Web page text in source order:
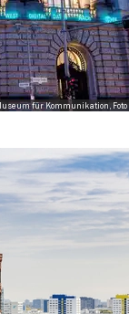
für Kommunikation,